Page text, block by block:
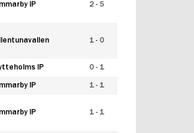
IP 2 - 5
1 - 0
IP 0 - 1
IP 1 - 1
IP 1 - 1